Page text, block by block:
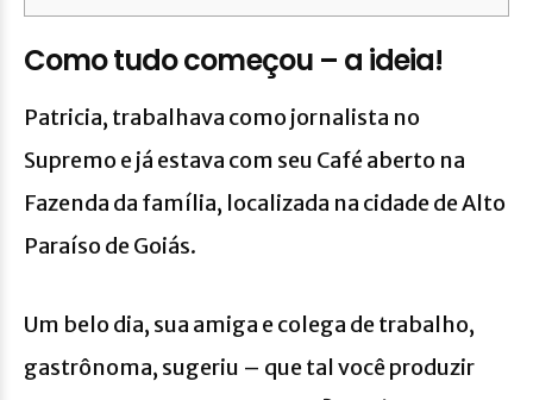
Como tudo começou – a ideia!
Patricia, trabalhava como jornalista no
Supremo e já estava com seu Café aberto na
Fazenda da família, localizada na cidade de Alto
Paraíso de Goiás.
Um belo dia, sua amiga e colega de trabalho,
gastrônoma, sugeriu – que tal você produzir